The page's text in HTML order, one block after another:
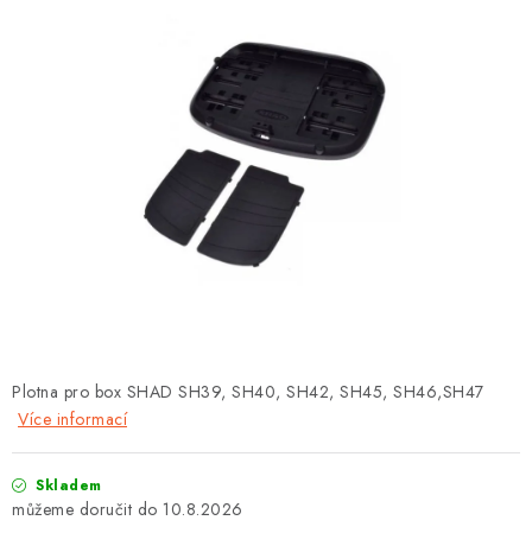
NÁPLNĚ A KAPALINY
NÁHRADNÍ DÍLY
MONTÁŽNÍ SLUŽBY
Podmínky ochrany osobních údajů
Návody na montáž
Plotna pro box SHAD SH39, SH40, SH42, SH45, SH46,SH47
Více informací
Skladem
10.8.2026